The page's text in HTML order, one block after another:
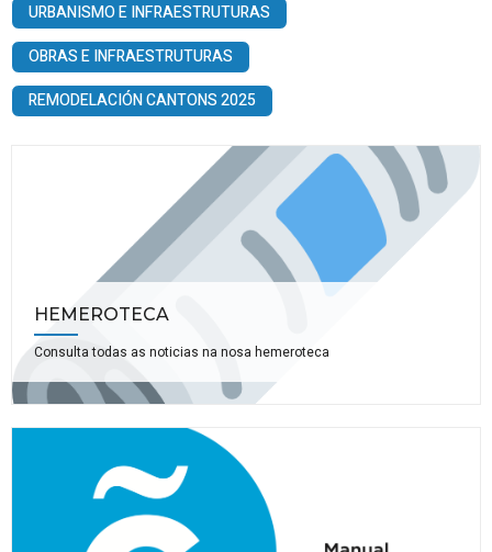
URBANISMO E INFRAESTRUTURAS
OBRAS E INFRAESTRUTURAS
REMODELACIÓN CANTONS 2025
HEMEROTECA
Consulta todas as noticias na nosa hemeroteca